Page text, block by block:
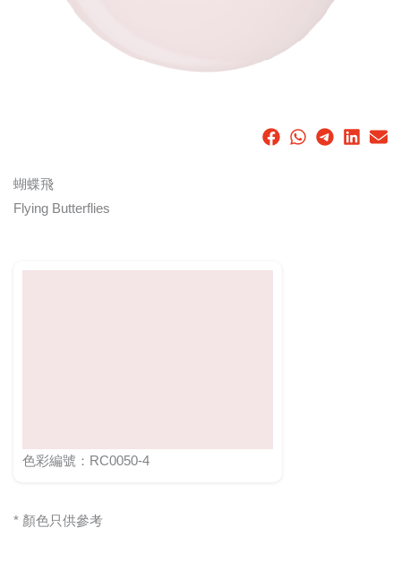
蝴蝶飛
Flying Butterflies
色彩編號：RC0050-4
* 顏色只供參考